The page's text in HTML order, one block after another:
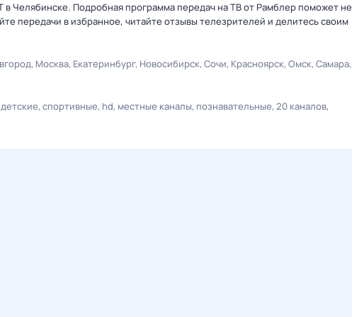
Челябинске. Подробная программа передач на ТВ от Рамблер поможет не
передачи в избранное, читайте отзывы телезрителей и делитесь своим
Москва Екатеринбург Новосибирск Сочи Красноярск Омск Самара
детские спортивные hd местные каналы познавательные 20 каналов